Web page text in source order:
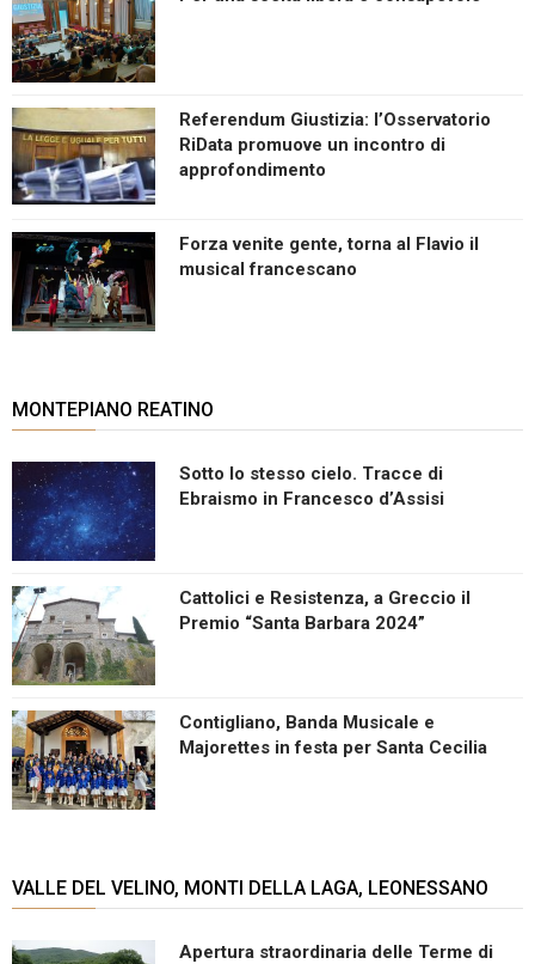
Referendum Giustizia: l’Osservatorio
RiData promuove un incontro di
approfondimento
Forza venite gente, torna al Flavio il
musical francescano
MONTEPIANO REATINO
Sotto lo stesso cielo. Tracce di
Ebraismo in Francesco d’Assisi
Cattolici e Resistenza, a Greccio il
Premio “Santa Barbara 2024”
Contigliano, Banda Musicale e
Majorettes in festa per Santa Cecilia
VALLE DEL VELINO, MONTI DELLA LAGA, LEONESSANO
Apertura straordinaria delle Terme di